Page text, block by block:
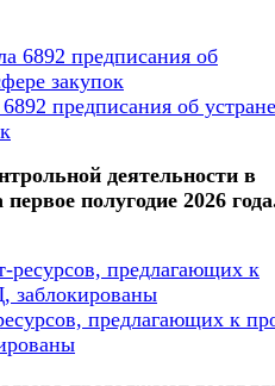
предписания об
деятельности в
полугодие 2026
предлагающих к